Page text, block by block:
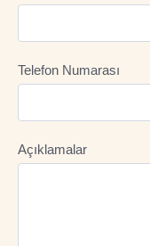
Telefon Numarası
Açıklamalar